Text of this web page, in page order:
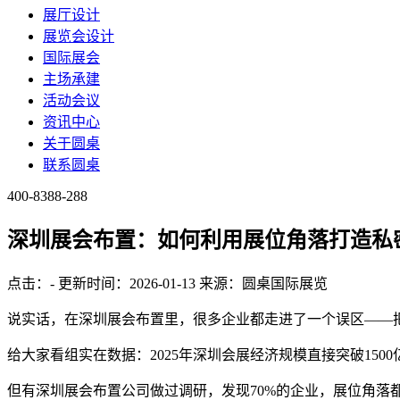
展厅设计
展览会设计
国际展会
主场承建
活动会议
资讯中心
关于圆桌
联系圆桌
400-8388-288
深圳展会布置：如何利用展位角落打造私
点击： - 更新时间：2026-01-13 来源：圆桌国际展览
说实话，在深圳展会布置里，很多企业都走进了一个误区——
给大家看组实在数据：2025年深圳会展经济规模直接突破
但有深圳展会布置公司做过调研，发现70%的企业，展位角